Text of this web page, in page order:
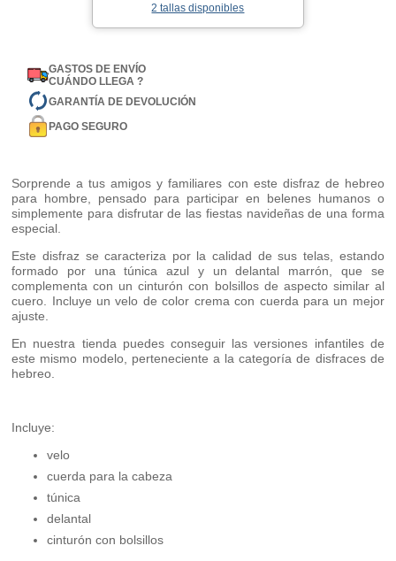
2 tallas disponibles
GASTOS DE ENVÍO
CUÁNDO LLEGA ?
GARANTÍA DE DEVOLUCIÓN
PAGO SEGURO
Sorprende a tus amigos y familiares con este disfraz de hebreo
para hombre, pensado para participar en belenes humanos o
simplemente para disfrutar de las fiestas navideñas de una forma
especial.
Este disfraz se caracteriza por la calidad de sus telas, estando
formado por una túnica azul y un delantal marrón, que se
complementa con un cinturón con bolsillos de aspecto similar al
cuero. Incluye un velo de color crema con cuerda para un mejor
ajuste.
En nuestra tienda puedes conseguir las versiones infantiles de
este mismo modelo, perteneciente a la categoría de disfraces de
hebreo.
Incluye:
velo
cuerda para la cabeza
túnica
delantal
cinturón con bolsillos